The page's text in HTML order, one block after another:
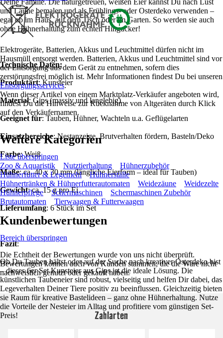
Deine Familie. Die naturgetreuen, weißen Eier kannst Du nach Lust
und Laune bemalen und als Frühlings- oder Osterdeko verwenden –
egal ob im Haus, auf dem Tisch oder im Garten. So werden sie auch
ohne Hühnerhaltung zum echten Hingucker!
Technische Daten:
Produktart: Kunsteier
Material: Gips (massiv und langlebig)
Geeignet für: Tauben, Hühner, Wachteln u.a. Geflügelarten
Einsatzbereiche: Nestanzeige, Brutverhalten fördern, Basteln/Deko
Farbe: Weiß
Maße: ca. 40 x 30 mm (längliche Eierform – ideal für Tauben)
Gewicht: ca. 15 g pro Ei
Lieferumfang: 6 Stück im Set
Fazit:
Ob Du Tauben hältst oder auf der Suche nach kreativer Osterdeko bist
– dieses 6er Set Kunsteier aus Gips ist die ideale Lösung. Die
künstlichen Taubeneier sind robust, vielseitig und helfen Dir dabei, das
Legeverhalten Deiner Tiere positiv zu beeinflussen. Gleichzeitig bieten
sie Raum für kreative Bastelideen – ganz ohne Hühnerhaltung. Nutze
die Vorteile der Nesteier im Alltag und profitiere vom günstigen Set-
Preis!
Elektrogeräte, Batterien, Akkus und Leuchtmittel dürfen nicht im
Hausmüll entsorgt werden. Batterien, Akkus und Leuchtmittel sind vor
der Entsorgung aus dem Gerät zu entnehmen, sofern dies
zerstörungsfrei möglich ist. Mehr Informationen findest Du bei unseren
Entsorgungsservices.
Wenn dieser Artikel von einem Marktplatz-Verkäufer angeboten wird,
findest Du die Hinweise zur Rücknahme von Altgeräten durch Klick
auf den Verkäufernamen.
Weitere Kategorien
Liste überspringen
Zoo & Aquaristik
Nutztierhaltung
Hühnerzubehör
Hühnerfutter & Legemehl
Hühnerställe
Hühnertränken & Hühnerfutterautomaten
Weidezäune
Weidezelte
Hühnerpflege
Schermaschinen
Schermaschinen Zubehör
Brutautomaten
Tierwaagen & Futterwaagen
Kundenbewertungen
Bereich überspringen
Die Echtheit der Bewertungen wurde von uns nicht überprüft.
Bewertungen können auch von Kunden stammen, die die Ware nicht
nachweislich genutzt oder gekauft haben.
Zahlarten